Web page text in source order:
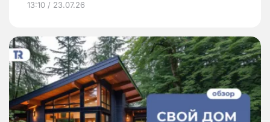
13:10 / 23.07.26